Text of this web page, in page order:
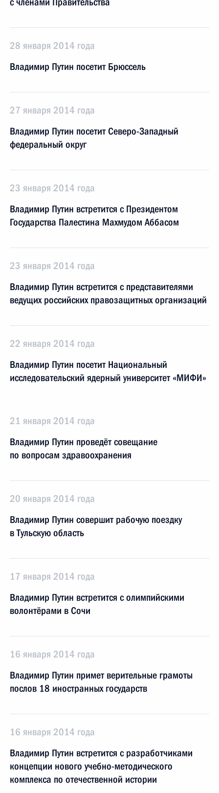
28 января 2014 года
Владимир Путин посетит Брюссель
27 января 2014 года
Владимир Путин посетит Северо-Западный
федеральный округ
23 января 2014 года
Владимир Путин встретится с Президентом
Государства Палестина Махмудом Аббасом
23 января 2014 года
Владимир Путин встретится с представителями
ведущих российских правозащитных организаций
22 января 2014 года
Владимир Путин посетит Национальный
исследовательский ядерный университет «МИФИ»
21 января 2014 года
Владимир Путин проведёт совещание
по вопросам здравоохранения
20 января 2014 года
Владимир Путин совершит рабочую поездку
в Тульскую область
17 января 2014 года
Владимир Путин встретится с олимпийскими
волонтёрами в Сочи
16 января 2014 года
Владимир Путин примет верительные грамоты
послов 18 иностранных государств
16 января 2014 года
Владимир Путин встретится с разработчиками
концепции нового учебно-методического
комплекса по отечественной истории